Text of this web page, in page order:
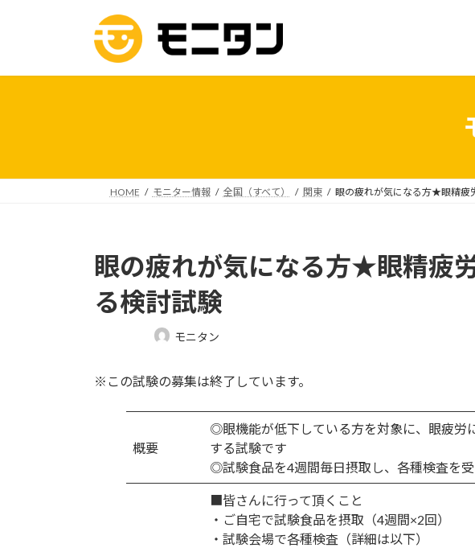
プ
動
HOME モニター情報 全国（すべて） 関東 眼の疲れが気になる方★眼精疲
眼の疲れが気になる方★眼精疲
る検討試験
最
新
時
モニタン
※この試験の募集は終了しています。
概要
◎眼機能が低下している方を対象に、眼疲労
する試験です
◎試験食品を4週間毎日摂取し、各種検査を
■皆さんに行って頂くこと
・ご自宅で試験食品を摂取（4週間×2回）
・試験会場で各種検査（詳細は以下）